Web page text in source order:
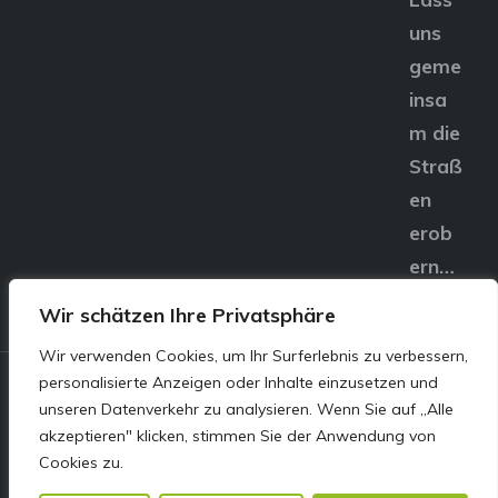
Wir schätzen Ihre Privatsphäre
Wir verwenden Cookies, um Ihr Surferlebnis zu verbessern,
personalisierte Anzeigen oder Inhalte einzusetzen und
unseren Datenverkehr zu analysieren. Wenn Sie auf „Alle
akzeptieren" klicken, stimmen Sie der Anwendung von
Cookies zu.
uns
geme
insa
m die
Straß
en
erob
ern…
© E&S Motors GmbH,
Linzer Straße 83 4240
Freistadt